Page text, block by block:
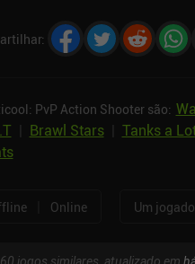
:
PvP Action Shooter são:
Brawl Stars| Tanks a
Online Um